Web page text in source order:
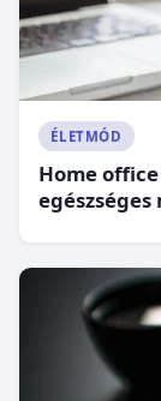
ÉLETMÓD
Home